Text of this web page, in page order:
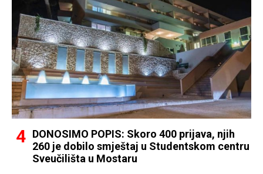
DONOSIMO POPIS: Skoro 400 prijava, njih
260 je dobilo smještaj u Studentskom centru
Sveučilišta u Mostaru